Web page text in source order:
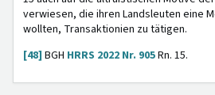
verwiesen, die ihren Landsleuten eine
wollten, Transaktionien zu tätigen.
[48] BGH HRRS 2022 Nr. 905Rn. 15.